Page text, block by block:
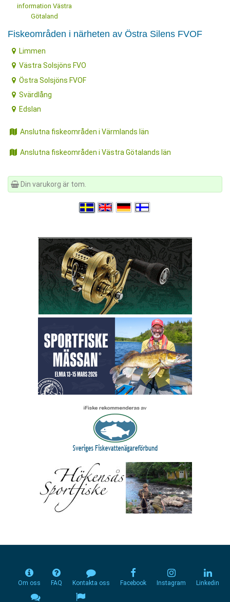
information Västra
Götaland
Fiskeområden i närheten av Östra Silens FVOF
Limmen
Västra Solsjöns FVO
Östra Solsjöns FVOF
Svärdlång
Edslan
Anslutna fiskeområden i Värmlands län
Anslutna fiskeområden i Västra Götalands län
Din varukorg är tom.
Om oss FAQ Kontakta oss Facebook Instagram Linkedin